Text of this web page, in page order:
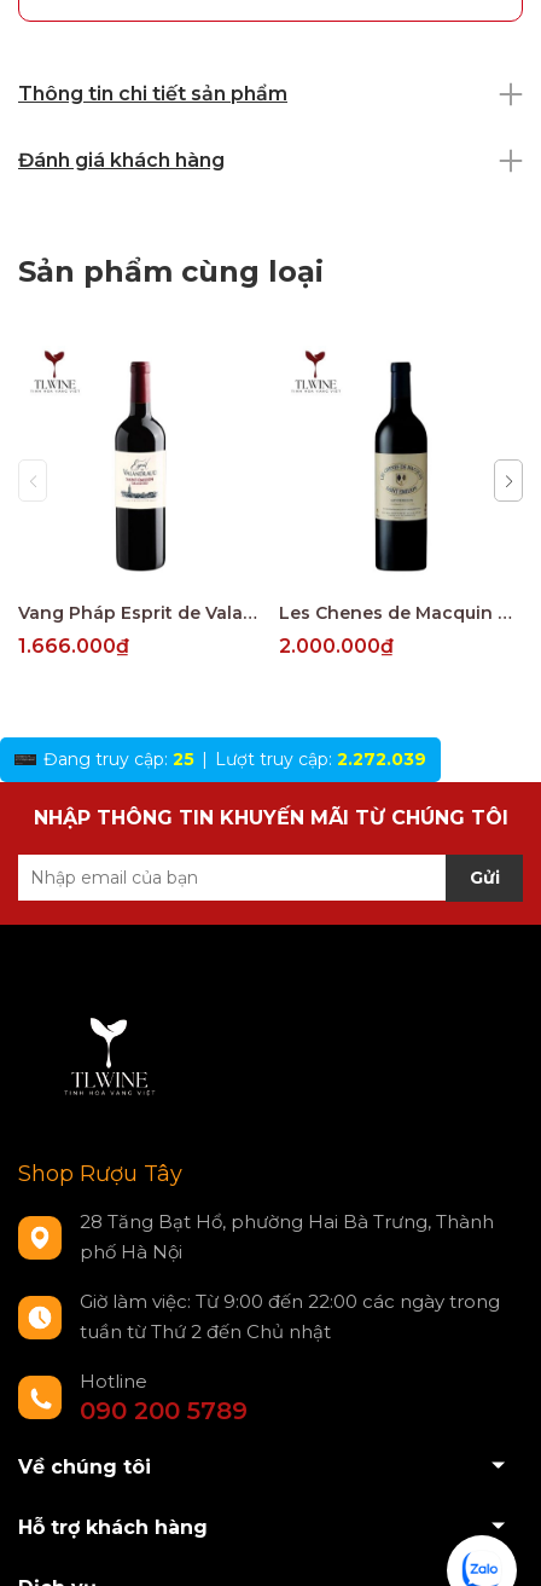
Thông tin chi tiết sản phẩm
Đánh giá khách hàng
Sản phẩm cùng loại
Vang Pháp Esprit de Valandraud Saint Emillion
1.666.000₫
Les Chenes de Macquin Saint-Emilion Grand Cru
2.000.000₫
Đang truy cập: 25 | Lượt truy cập: 2.272.039
NHẬP THÔNG TIN KHUYẾN MÃI TỪ CHÚNG TÔI
Gửi
Shop Rượu Tây
28 Tăng Bạt Hổ, phường Hai Bà Trưng, Thành
phố Hà Nội
Giờ làm việc: Từ 9:00 đến 22:00 các ngày trong
tuần từ Thứ 2 đến Chủ nhật
Hotline
090 200 5789
Về chúng tôi
Hỗ trợ khách hàng